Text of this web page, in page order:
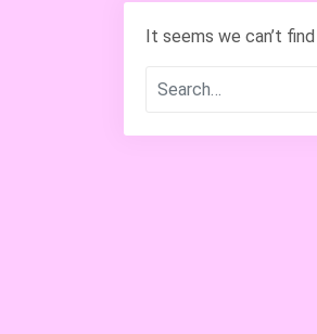
It seems we can’t